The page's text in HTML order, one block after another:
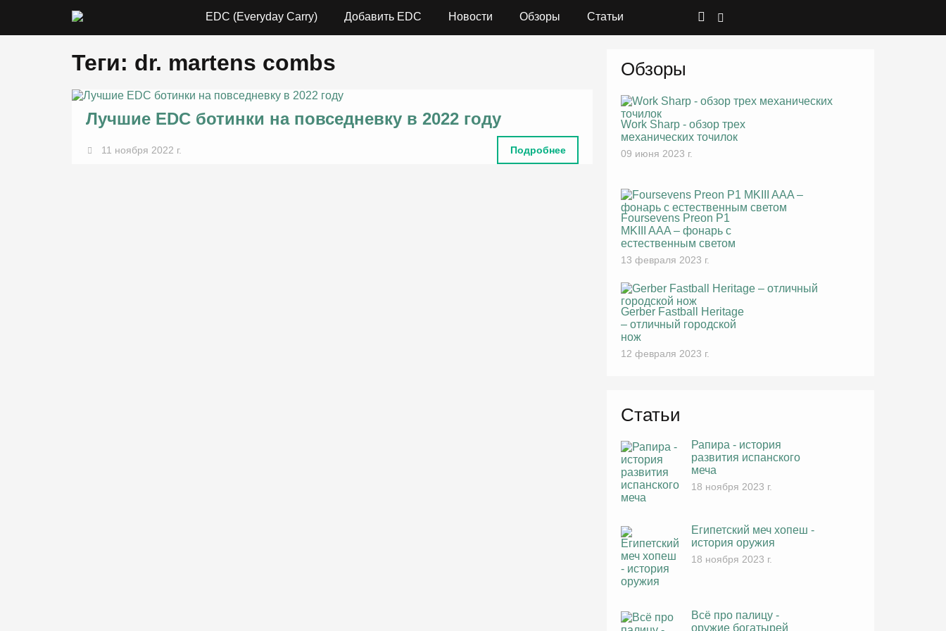
EDC (Everyday Carry) Добавить EDC Новости Обзоры Статьи
Теги: dr. martens combs
Лучшие EDC ботинки на повседневку в 2022 году
11 ноября 2022 г. Подробнее
Обзоры
Work Sharp - обзор трех
механических точилок
09 июня 2023 г.
Foursevens Preon P1
MKIII AAA – фонарь с
естественным светом
13 февраля 2023 г.
Gerber Fastball Heritage
– отличный городской
нож
12 февраля 2023 г.
Статьи
Рапира - история
развития испанского
меча
18 ноября 2023 г.
Египетский меч хопеш -
история оружия
18 ноября 2023 г.
Всё про палицу -
оружие богатырей